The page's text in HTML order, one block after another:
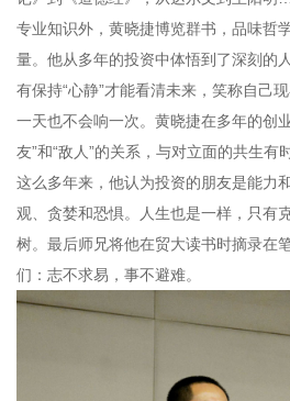
专业知识外，黄晓捷博览群书，品味哲
量。他从多年的投资中体悟到了深刻的
有保持“心静”才能看清未来，笑称自己
一天也不会响一次。黄晓捷在多年的创
友”和“敌人”的关系，与对立面的共生有
这么多年来，他认为投资的朋友是能力
观、贪婪和恐惧。人生也是一样，只有
树。最后师兄将他在贸大读书时摘录在
们：志不求易，事不避难。